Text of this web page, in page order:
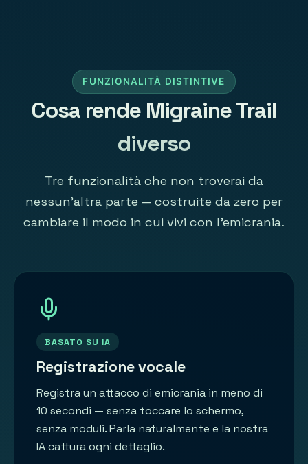
FUNZIONALITÀ DISTINTIVE
Cosa rende Migraine Trail
diverso
Tre funzionalità che non troverai da
nessun'altra parte — costruite da zero per
cambiare il modo in cui vivi con l'emicrania.
BASATO SU IA
Registrazione vocale
Registra un attacco di emicrania in meno di
10 secondi — senza toccare lo schermo,
senza moduli. Parla naturalmente e la nostra
IA cattura ogni dettaglio.